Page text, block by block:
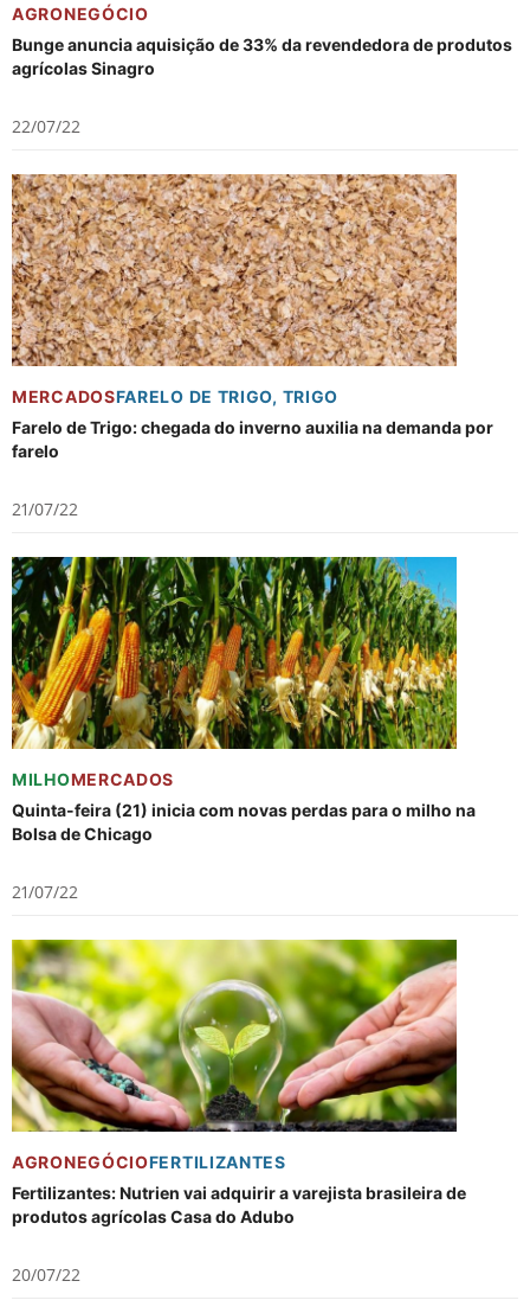
AGRONEGÓCIO
Bunge anuncia aquisição de 33% da revendedora de produtos
agrícolas Sinagro
22/07/22
MERCADOSFARELO DE TRIGO, TRIGO
Farelo de Trigo: chegada do inverno auxilia na demanda por
farelo
21/07/22
MILHOMERCADOS
Quinta-feira (21) inicia com novas perdas para o milho na
Bolsa de Chicago
21/07/22
AGRONEGÓCIOFERTILIZANTES
Fertilizantes: Nutrien vai adquirir a varejista brasileira de
produtos agrícolas Casa do Adubo
20/07/22